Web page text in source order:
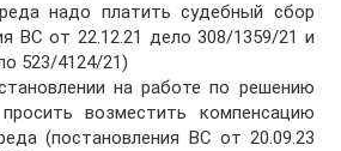
надо платить судебный сбор
ВС от 22.12.21 дело 308/1359/21 и
523/4124/21)
на работе по решению
возместить компенсацию
(постановления ВС от 20.09.23